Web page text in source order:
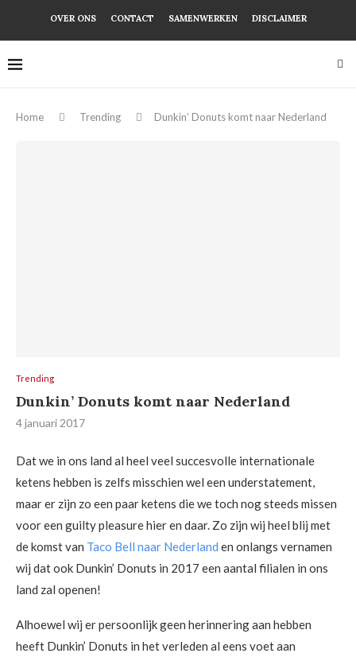
OVER ONS CONTACT SAMENWERKEN DISCLAIMER
Home Trending Dunkin’ Donuts komt naar Nederland
Trending
Dunkin’ Donuts komt naar Nederland
4 januari 2017
Dat we in ons land al heel veel succesvolle internationale
ketens hebben is zelfs misschien wel een understatement,
maar er zijn zo een paar ketens die we toch nog steeds missen
voor een guilty pleasure hier en daar. Zo zijn wij heel blij met
de komst van Taco Bell naar Nederland en onlangs vernamen
wij dat ook Dunkin’ Donuts in 2017 een aantal filialen in ons
land zal openen!
Alhoewel wij er persoonlijk geen herinnering aan hebben
heeft Dunkin’ Donuts in het verleden al eens voet aan